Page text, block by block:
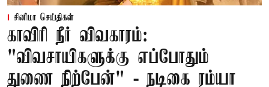
சினிமா செய்திகள்
காவிரி நீர் விவகாரம்:
"விவசாயிகளுக்கு எப்போதும்
துணை நிற்பேன்" - நடிகை ரம்யா